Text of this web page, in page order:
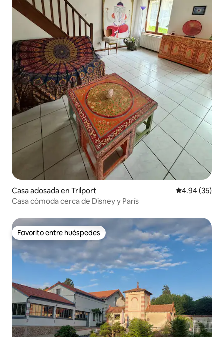
Casa adosada en Trilport Calificación
4.94 (35)
Casa cómoda cerca de Disney y París
Favorito entre huéspedes
Favorito entre huéspedes